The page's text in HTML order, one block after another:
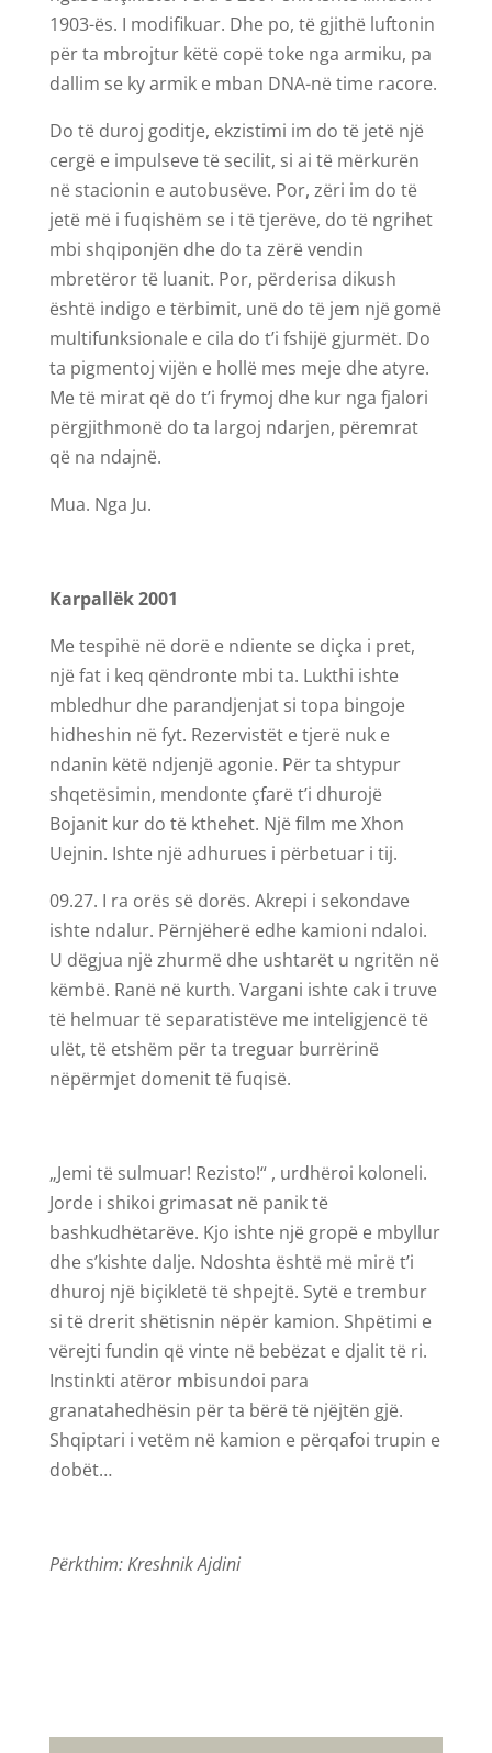
1903-ës. I modifikuar. Dhe po, të gjithë luftonin
për ta mbrojtur këtë copë toke nga armiku, pa
dallim se ky armik e mban DNA-në time racore.
Do të duroj goditje, ekzistimi im do të jetë një
cergë e impulseve të secilit, si ai të mërkurën
në stacionin e autobusëve. Por, zëri im do të
jetë më i fuqishëm se i të tjerëve, do të ngrihet
mbi shqiponjën dhe do ta zërë vendin
mbretëror të luanit. Por, përderisa dikush
është indigo e tërbimit, unë do të jem një gomë
multifunksionale e cila do t’i fshijë gjurmët. Do
ta pigmentoj vijën e hollë mes meje dhe atyre.
Me të mirat që do t’i frymoj dhe kur nga fjalori
përgjithmonë do ta largoj ndarjen, përemrat
që na ndajnë.
Mua. Nga Ju.
Karpallëk2001
Me tespihë në dorë e ndiente se diçka i pret,
një fat i keq qëndronte mbi ta. Lukthi ishte
mbledhur dhe parandjenjat si topa bingoje
hidheshin në fyt. Rezervistët e tjerë nuk e
ndanin këtë ndjenjë agonie. Për ta shtypur
shqetësimin, mendonte çfarë t’i dhurojë
Bojanit kur do të kthehet. Një film me Xhon
Uejnin. Ishte një adhurues i përbetuar i tij.
09.27. I ra orës së dorës. Akrepi i sekondave
ishte ndalur. Përnjëherë edhe kamioni ndaloi.
U dëgjua një zhurmë dhe ushtarët u ngritën në
këmbë. Ranë në kurth. Vargani ishte cak i truve
të helmuar të separatistëve me inteligjencë të
ulët, të etshëm për ta treguar burrërinë
nëpërmjet domenit të fuqisë.
„Jemi të sulmuar! Rezisto!“ , urdhëroi koloneli.
Jorde i shikoi grimasat në panik të
bashkudhëtarëve. Kjo ishte një gropë e mbyllur
dhe s’kishte dalje. Ndoshta është më mirë t’i
dhuroj një biçikletë të shpejtë. Sytë e trembur
si të drerit shëtisnin nëpër kamion. Shpëtimi e
vërejti fundin që vinte në bebëzat e djalit të ri.
Instinkti atëror mbisundoi para
granatahedhësin për ta bërë të njëjtën gjë.
Shqiptari i vetëm në kamion e përqafoi trupin e
dobët…
Përkthim: Kreshnik Ajdini